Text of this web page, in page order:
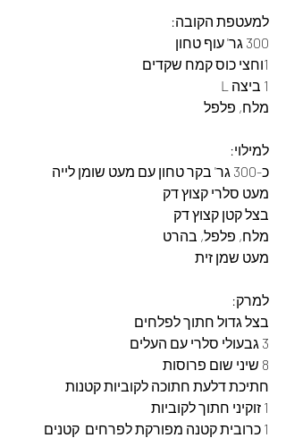
למעטפת הקובה:
300 גר' עוף טחון
1וחצי כוס קמח שקדים
1 ביצה L
מלח, פלפל
למילוי:
כ-300 גר' בקר טחון עם מעט שומן לייה
מעט סלרי קצוץ דק
בצל קטן קצוץ דק
מלח, פלפל, בהרט
מעט שמן זית
למרק:
בצל גדול חתוך לפלחים
3 גבעולי סלרי עם העלים
8 שיני שום פרוסות
חתיכת דלעת חתוכה לקוביות קטנות
1 זוקיני חתוך לקוביות
1 כרובית קטנה מפורקת לפרחים  קטנים